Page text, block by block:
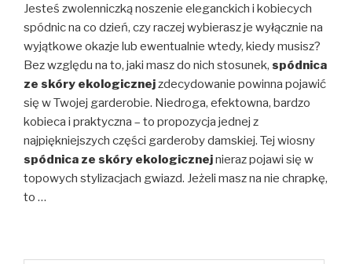
Jesteś zwolenniczką noszenie eleganckich i kobiecych
spódnic na co dzień, czy raczej wybierasz je wyłącznie na
wyjątkowe okazje lub ewentualnie wtedy, kiedy musisz?
Bez względu na to, jaki masz do nich stosunek, spódnica
ze skóry ekologicznejzdecydowanie powinna pojawić
się w Twojej garderobie. Niedroga, efektowna, bardzo
kobieca i praktyczna – to propozycja jednej z
najpiękniejszych części garderoby damskiej. Tej wiosny
spódnica ze skóry ekologicznejnieraz pojawi się w
topowych stylizacjach gwiazd. Jeżeli masz na nie chrapkę,
to …